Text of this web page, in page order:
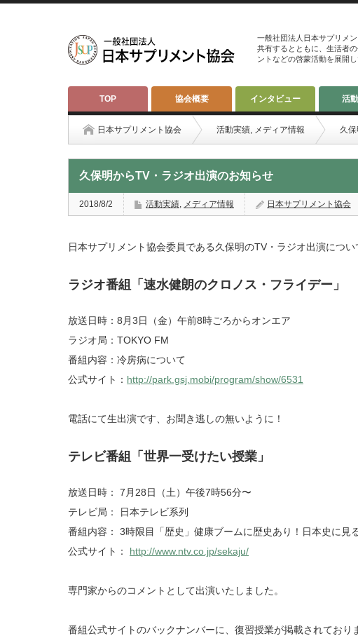
一般社団法人日本サプリメ
共有するとともに、生活者
ントなどの啓蒙活動を展開し
TOP 協会概要 インタビュー 活
日本サプリメント協会 活動実績, メディア情報 久
久保明からTV・ラジオ出演のお知らせ
2018/8/2 活動実績, メディア情報 日本サプリメント協会
日本サプリメント協会委員である久保明のTV・ラジオ出演につい
ラジオ番組「速水健朗のクロノス・フライデー」
放送日時：8月3日（金）午前8時ごろからオンエア
ラジオ局：TOKYO FM
番組内容：冷房病について
公式サイト： http://park.gsj.mobi/program/show/6531
電話にて生出演です、お聞き逃しの無いように！
テレビ番組「世界一受けたい授業」
放送日時： 7月28日（土）午後7時56分〜
テレビ局： 日本テレビ系列
番組内容： 3時限目「歴史」健康ブームに歴史あり！日本史に見
公式サイト： http://www.ntv.co.jp/sekaju/
専門家からのコメントとして出演いたしました。
番組公式サイトのバックナンバーに、復習授業が掲載されており